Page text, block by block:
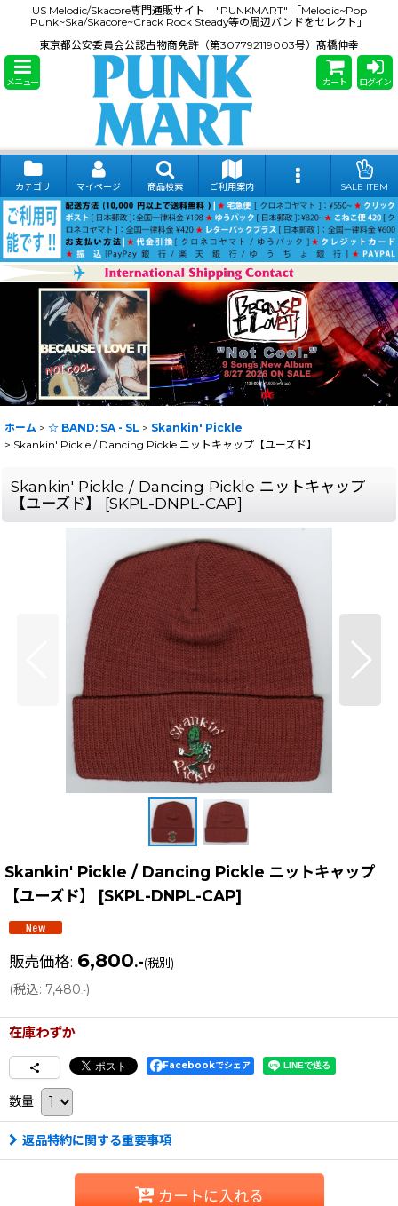
US Melodic/Skacore専門通販サイト "PUNKMART" 「Melodic~Pop
Punk~Ska/Skacore~Crack Rock Steady等の周辺バンドをセレクト」
東京都公安委員会公認古物商免許（第307792119003号）髙橋伸幸
メニュー カート ログイン
カテゴリ マイページ 商品検索 ご利用案内 SALE ITEM
ホーム > ☆ BAND: SA - SL > Skankin' Pickle
> Skankin' Pickle / Dancing Pickle ニットキャップ【ユーズド】
Skankin' Pickle / Dancing Pickle ニットキャップ
【ユーズド】
[SKPL-DNPL-CAP]
Skankin' Pickle / Dancing Pickle ニットキャップ
【ユーズド】
[SKPL-DNPL-CAP]
販売価格: 6,800.-(税別)
(税込: 7,480.-)
在庫わずか
Facebookでシェア
数量:
返品特約に関する重要事項
カートに入れる